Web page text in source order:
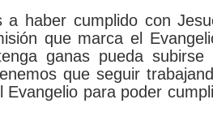
a haber cumplido con
que marca el
ganas pueda subirse
que seguir
Evangelio para poder